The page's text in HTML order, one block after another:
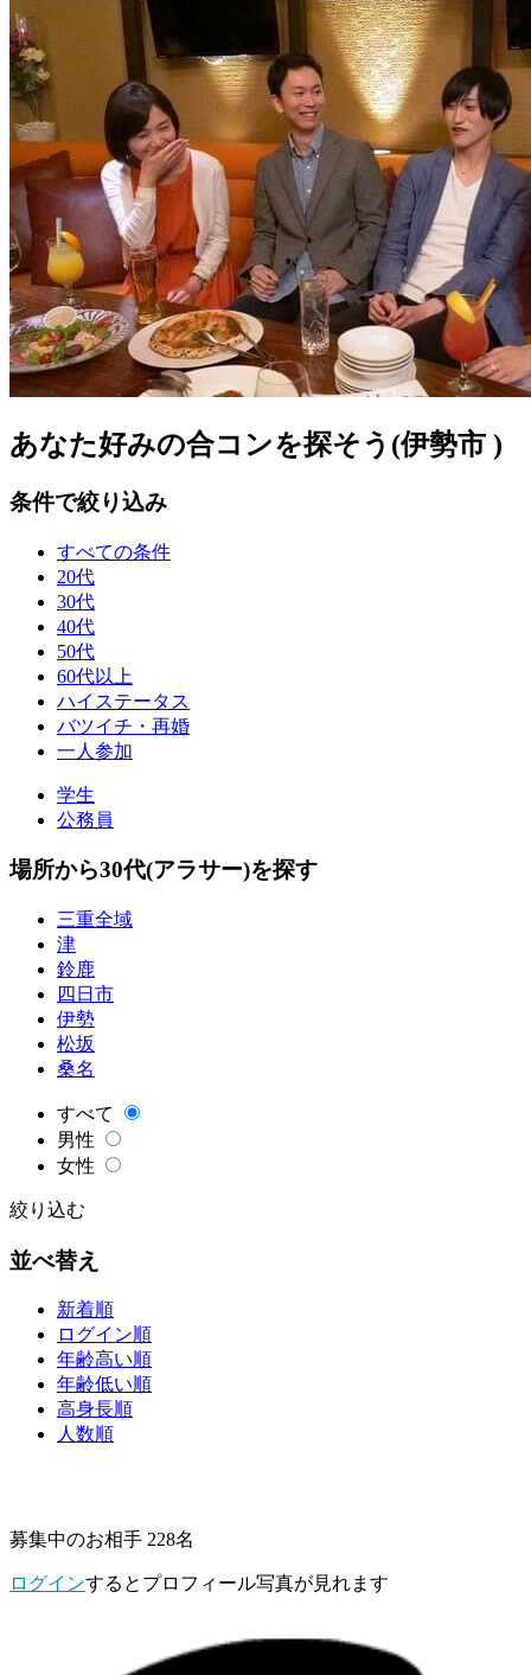
あなた好みの合コンを探そう(伊勢市 )
条件で絞り込み
すべての条件
20代
30代
40代
50代
60代以上
ハイステータス
バツイチ・再婚
一人参加
学生
公務員
場所から30代(アラサー)を探す
三重全域
津
鈴鹿
四日市
伊勢
松坂
桑名
すべて
男性
女性
絞り込む
並べ替え
新着順
ログイン順
年齢高い順
年齢低い順
高身長順
人数順
募集中のお相手 228名
ログインするとプロフィール写真が見れます